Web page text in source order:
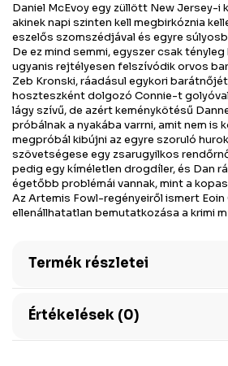
Daniel McEvoy egy züllött New Jersey-i
akinek napi szinten kell megbirkóznia
eszelős szomszédjával és egyre
De ez mind semmi, egyszer csak
ugyanis rejtélyesen felszívódik orvos
Zeb Kronski, ráadásul egykori
hoszteszként dolgozó Connie-t
lágy szívű, de azért keménykötésű
próbálnak a nyakába varrni, amit nem is
megpróbál kibújni az egyre szoruló
szövetségese egy zsarugyilkos
pedig egy kíméletlen drogdíler, és Dan
égetőbb problémái vannak, mint a
Az Artemis Fowl-regényeiről ismert Eoin
ellenállhatatlan bemutatkozása a krimi
Termék részletei
Értékelések (0)